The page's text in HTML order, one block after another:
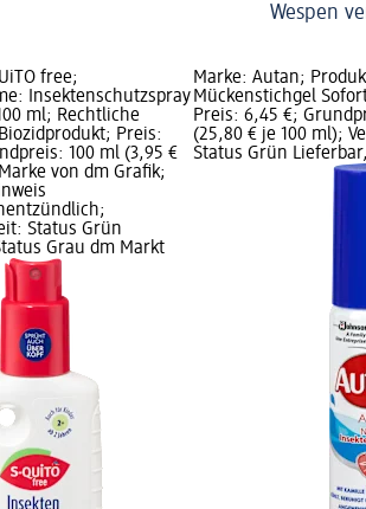
Wespen
free;
Insektenschutzspray
ml; Rechtliche
Preis:
100 ml (3,95 €
von dm Grafik;
Status Grün
Grau dm Markt
Marke: Autan;
Mückenstichgel
Preis: 6,45 €;
(25,80 € je 100 ml);
Status Grün